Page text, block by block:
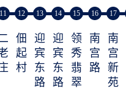
11 12
佃
起
村
13
迎
宾
东
路
14
迎
宾
东
路
15
领
秀
翡
翠
16
南
宫
路
17
南
宫
新
苑